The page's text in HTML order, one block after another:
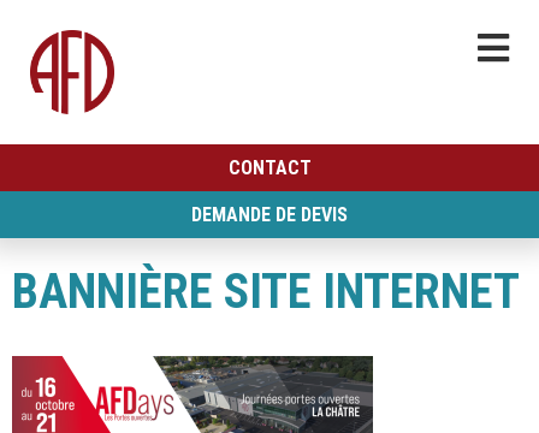
CONTACT
DEMANDE DE DEVIS
BANNIÈRE SITE INTERNET